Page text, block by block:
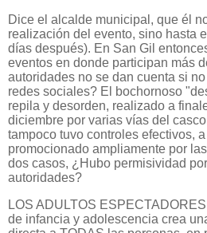
Dice el alcalde municipal, que él
realización del evento, sino hasta
días después). En San Gil
eventos en donde participan más
autoridades no se dan cuenta si
redes sociales? El bochornoso
repila y desorden, realizado a
diciembre por varias vías del
tampoco tuvo controles efectivos,
promocionado ampliamente por
dos casos, ¿Hubo permisividad
autoridades?
LOS ADULTOS
de infancia y adolescencia crea